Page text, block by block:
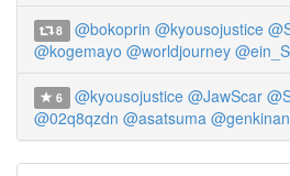
8 @bokoprin @kyousojustice
@kogemayo @worldjourney
6 @kyousojustice @JawScar
@02q8qzdn @asatsuma